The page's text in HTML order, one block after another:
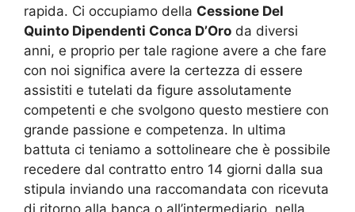
rapida. Ci occupiamo della Cessione Del
Quinto Dipendenti Conca D’Oro da diversi
anni, e proprio per tale ragione avere a che fare
con noi significa avere la certezza di essere
assistiti e tutelati da figure assolutamente
competenti e che svolgono questo mestiere con
grande passione e competenza. In ultima
battuta ci teniamo a sottolineare che è possibile
recedere dal contratto entro 14 giorni dalla sua
stipula inviando una raccomandata con ricevuta
di ritorno alla banca o all’intermediario, nella